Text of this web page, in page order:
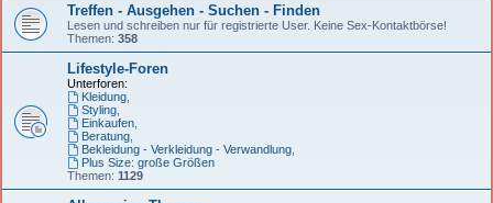
Treffen - Ausgehen - Suchen - Finden
Lesen und schreiben nur für registrierte User. Keine Sex-Kontaktbörse!
Themen: 358
Lifestyle-Foren
Unterforen:
Kleidung,
Styling,
Einkaufen,
Beratung,
Bekleidung - Verkleidung - Verwandlung,
Plus Size: große Größen
Themen: 1129